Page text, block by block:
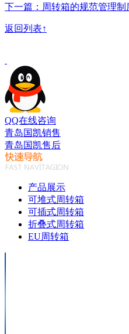
下一篇：周转箱的规范管理制
返回列表↑
QQ在线咨询
青岛国凯销售
青岛国凯售后
产品展示
可堆式周转箱
可插式周转箱
折叠式周转箱
EU周转箱